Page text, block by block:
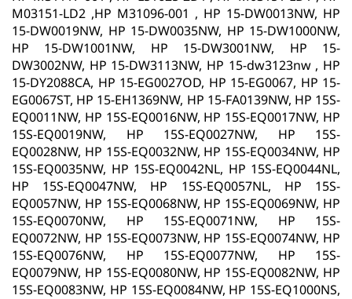
M03151-LD2 ,HP M31096-001 , HP 15-DW0013NW, HP
15-DW0019NW, HP 15-DW0035NW, HP 15-DW1000NW,
HP 15-DW1001NW, HP 15-DW3001NW, HP 15-
DW3002NW, HP 15-DW3113NW, HP 15-dw3123nw , HP
15-DY2088CA, HP 15-EG0027OD, HP 15-EG0067, HP 15-
EG0067ST, HP 15-EH1369NW, HP 15-FA0139NW, HP 15S-
EQ0011NW, HP 15S-EQ0016NW, HP 15S-EQ0017NW, HP
15S-EQ0019NW, HP 15S-EQ0027NW, HP 15S-
EQ0028NW, HP 15S-EQ0032NW, HP 15S-EQ0034NW, HP
15S-EQ0035NW, HP 15S-EQ0042NL, HP 15S-EQ0044NL,
HP 15S-EQ0047NW, HP 15S-EQ0057NL, HP 15S-
EQ0057NW, HP 15S-EQ0068NW, HP 15S-EQ0069NW, HP
15S-EQ0070NW, HP 15S-EQ0071NW, HP 15S-
EQ0072NW, HP 15S-EQ0073NW, HP 15S-EQ0074NW, HP
15S-EQ0076NW, HP 15S-EQ0077NW, HP 15S-
EQ0079NW, HP 15S-EQ0080NW, HP 15S-EQ0082NW, HP
15S-EQ0083NW, HP 15S-EQ0084NW, HP 15S-EQ1000NS,